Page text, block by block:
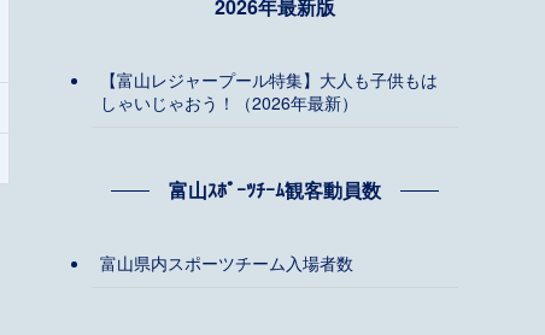
2026年最新版
【富山レジャープール特集】大人も子供もは
しゃいじゃおう！（2026年最新）
富山ｽﾎﾟｰﾂﾁｰﾑ観客動員数
富山県内スポーツチーム入場者数